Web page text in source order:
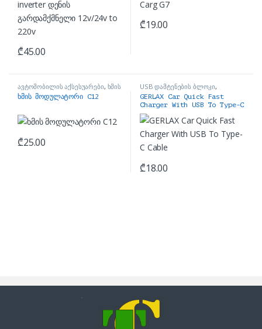
₾45.00
₾19.00
ავტომობილის აქსესუარები, ხმის
FM მოდულატორი
ხმის მოდულატორი C12
₾25.00
USB დამტენების ბლოკი,
ავტომობილის აქსესუარები
GERLAX Car Quick Fast
Charger With USB To Type-C
Cable
₾18.00